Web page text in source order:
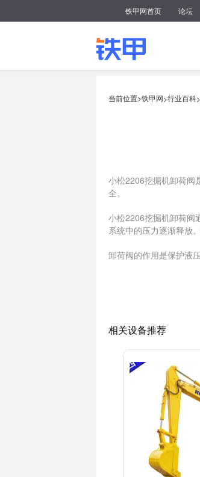
铁甲网首页 论坛
当前位置>铁甲网>行业百科>
小松2206挖掘机卸荷阀
全。
小松2206挖掘机卸荷阀
系统中的压力逐渐释放
卸荷阀的作用是保护液
除了卸荷阀外，小松
相关设备推荐